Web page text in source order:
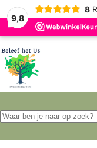
9,8
8
Ga
naar
de
inhoud
resultaten